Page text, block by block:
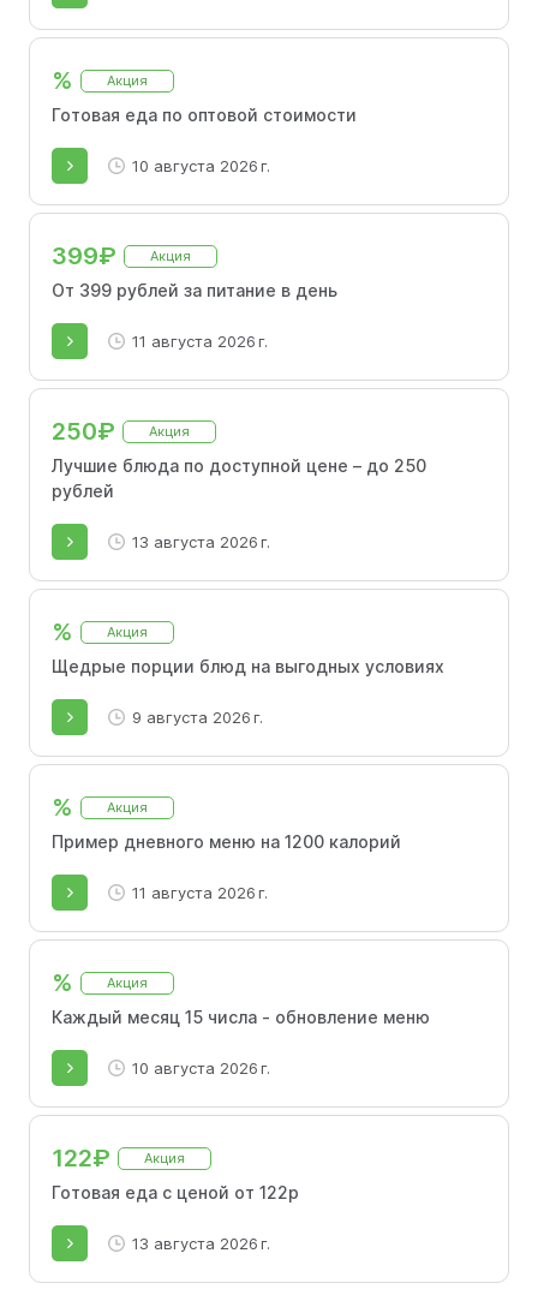
% Акция
Готовая еда по оптовой стоимости
10 августа 2026 г.
399₽ Акция
От 399 рублей за питание в день
11 августа 2026 г.
250₽ Акция
Лучшие блюда по доступной цене – до 250
рублей
13 августа 2026 г.
% Акция
Щедрые порции блюд на выгодных условиях
9 августа 2026 г.
% Акция
Пример дневного меню на 1200 калорий
11 августа 2026 г.
% Акция
Каждый месяц 15 числа - обновление меню
10 августа 2026 г.
122₽ Акция
Готовая еда с ценой от 122р
13 августа 2026 г.